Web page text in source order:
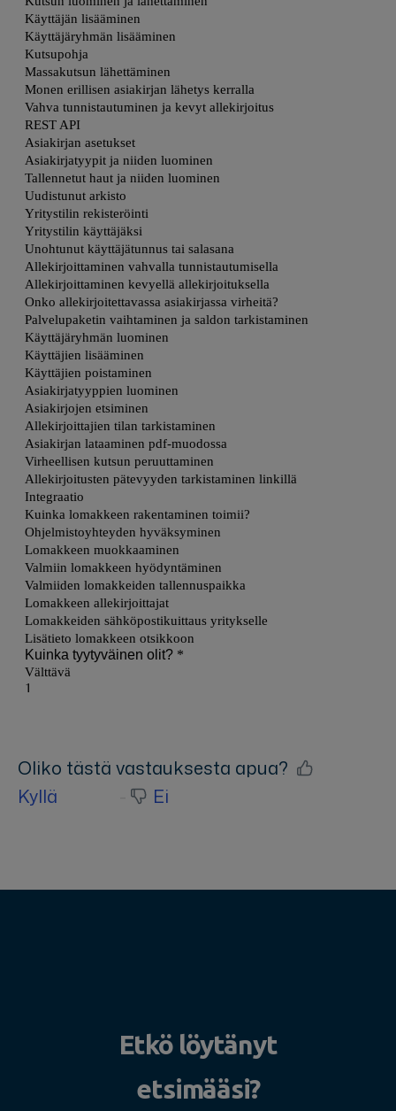
Oliko tästä vastauksesta apua?
Kyllä
Ei
Etkö löytänyt
etsimääsi?